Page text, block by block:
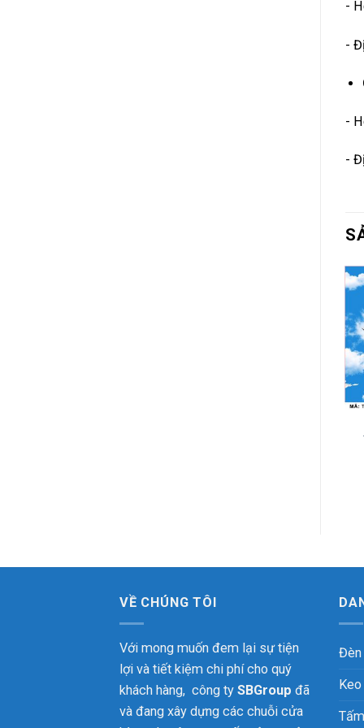
-
-
-
-
VỀ CHÚNG TÔI
Với mong muốn đem lại sự tiện
lợi và tiết kiệm chi phí cho quý
khách hàng, công ty SBGroup đã
và đang xây dựng các chuỗi cửa
Đèn